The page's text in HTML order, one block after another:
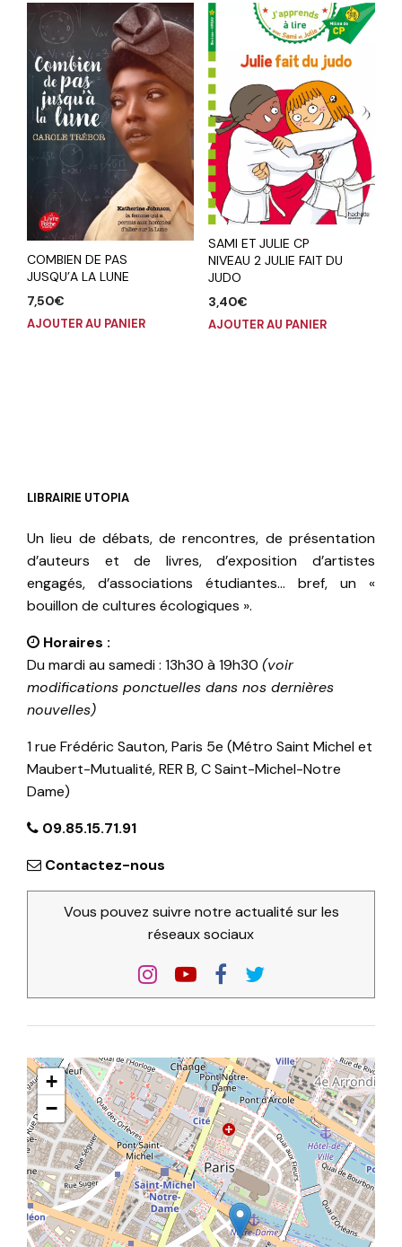
COMBIEN DE PAS
JUSQU’A LA LUNE
7,50€
AJOUTER AU PANIER
SAMI ET JULIE CP
NIVEAU 2 JULIE FAIT DU
JUDO
3,40€
AJOUTER AU PANIER
LIBRAIRIE UTOPIA
Un lieu de débats, de rencontres, de présentation
d’auteurs et de livres, d’exposition d’artistes
engagés, d’associations étudiantes… bref, un «
bouillon de cultures écologiques ».
Horaires :
Du mardi au samedi : 13h30 à 19h30 (voir
modifications ponctuelles dans nos dernières
nouvelles)
1 rue Frédéric Sauton, Paris 5e (Métro Saint Michel et
Maubert-Mutualité, RER B, C Saint-Michel-Notre
Dame)
09.85.15.71.91
Contactez-nous
Vous pouvez suivre notre actualité sur les
réseaux sociaux
+
−